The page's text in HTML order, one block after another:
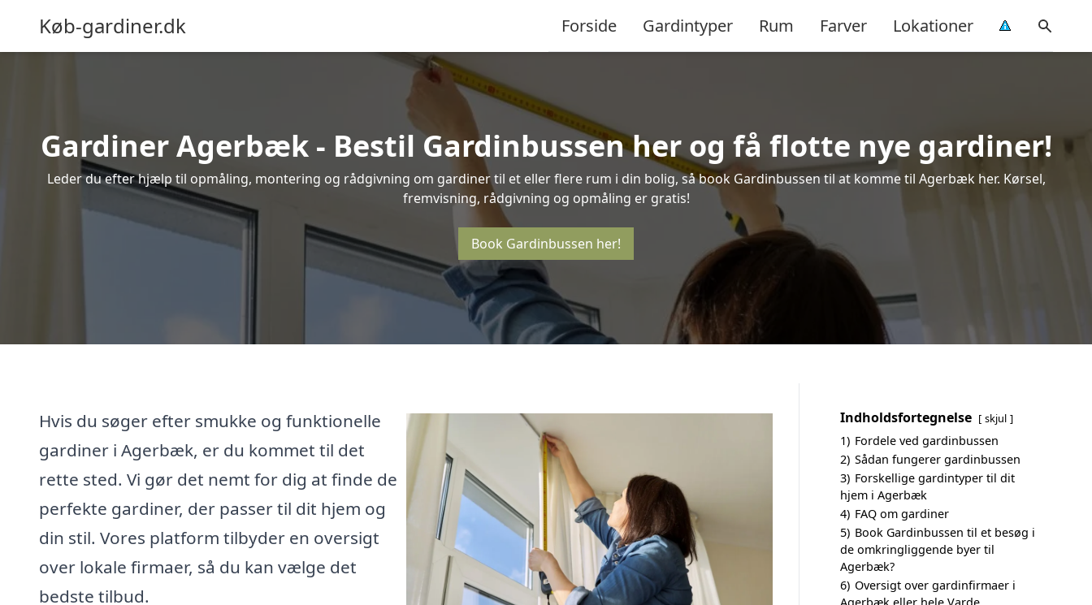
Køb-gardiner.dk Forside Gardintyper Rum Farver Lokationer
Gardiner Agerbæk - Bestil Gardinbussen her og få flotte nye gardiner!
Leder du efter hjælp til opmåling, montering og rådgivning om gardiner til et eller flere rum i din bolig, så book Gardinbussen til at komme til Agerbæk her. Kørsel,
fremvisning, rådgivning og opmåling er gratis!
Book Gardinbussen her!
Hvis du søger efter smukke og funktionelle
gardiner i Agerbæk, er du kommet til det
rette sted. Vi gør det nemt for dig at finde de
perfekte gardiner, der passer til dit hjem og
din stil. Vores platform tilbyder en oversigt
over lokale firmaer, så du kan vælge det
bedste tilbud.
Indholdsfortegnelse skjul
1) Fordele ved gardinbussen
2) Sådan fungerer gardinbussen
3) Forskellige gardintyper til dit
hjem i Agerbæk
4) FAQ om gardiner
5) Book Gardinbussen til et besøg i
de omkringliggende byer til
Agerbæk?
6) Oversigt over gardinfirmaer i